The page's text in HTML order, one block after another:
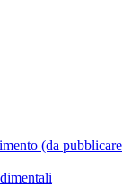
(da pubblicare